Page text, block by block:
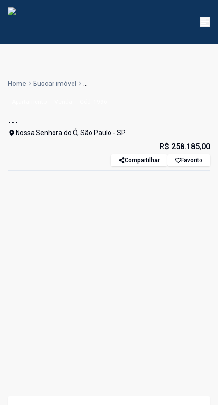
Home Buscar imóvel ...
...
Nossa Senhora do Ó, São Paulo - SP
R$ 258.185,00
Compartilhar Favorito